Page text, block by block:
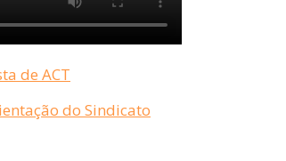
de ACT
do Sindicato